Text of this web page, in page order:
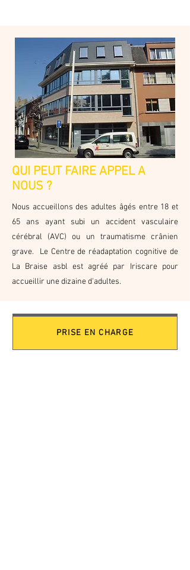
QUI PEUT FAIRE APPEL A
NOUS ?
Nous accueillons des adultes âgés entre 18 et
65 ans ayant subi un accident vasculaire
cérébral (AVC) ou un traumatisme crânien
grave. Le Centre de réadaptation cognitive de
La Braise asbl est agréé par Iriscare pour
accueillir une dizaine d'adultes.
PRISE EN CHARGE